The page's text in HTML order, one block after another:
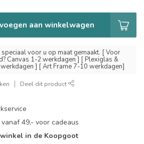
aan winkelwagen
voor u op maat gemaakt. [ Voor
Canvas 1-2 werkdagen ] [ Plexiglas &
] [ Art Frame 7-10 werkdagen]
Deel dit product
vanaf 49,- voor cadeaus
winkel in de Koopgoot